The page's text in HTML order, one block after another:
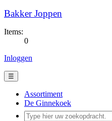
Bakker Joppen
Items:
0
Inloggen
☰
Assortiment
De Ginnekoek